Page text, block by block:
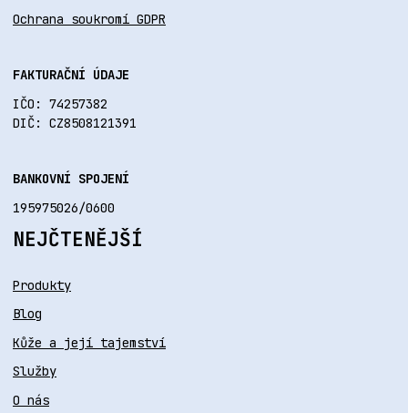
Ochrana soukromí GDPR
FAKTURAČNÍ ÚDAJE
IČO: 74257382
DIČ: CZ8508121391
BANKOVNÍ SPOJENÍ
195975026/0600
NEJČTENĚJŠÍ
Produkty
Blog
Kůže a její tajemství
Služby
O nás